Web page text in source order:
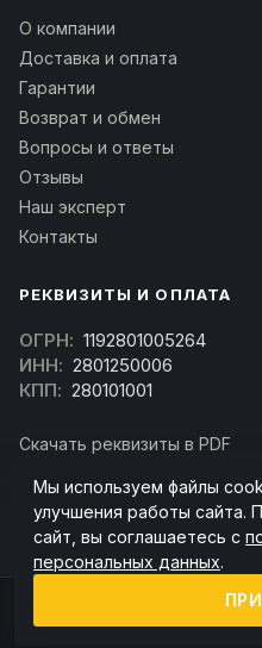
О компании
Доставка и оплата
Гарантии
Возврат и обмен
Вопросы и ответы
Отзывы
Наш эксперт
Контакты
РЕКВИЗИТЫ И ОПЛАТА
ОГРН: 1192801005264
ИНН: 2801250006
КПП: 280101001
Скачать реквизиты в PDF
(Скачать договор)
Мы используем файлы
улучшения работы сайта.
сайт, вы соглашаетесь с
персональных данных.